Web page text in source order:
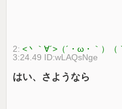
2:<丶｀∀´>（´・ω・｀）
3:24.49 ID:wLAQsNge
はい、さようなら